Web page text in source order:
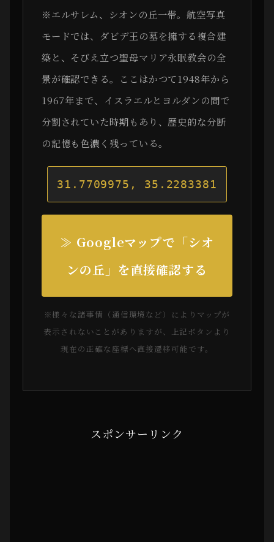
※エルサレム、シオンの丘一帯。航空写真
モードでは、ダビデ王の墓を擁する複合建
築と、そびえ立つ聖母マリア永眠教会の全
景が確認できる。ここはかつて1948年から
1967年まで、イスラエルとヨルダンの間で
分割されていた時期もあり、歴史的な分断
の記憶も色濃く残っている。
31.7709975, 35.2283381
≫ Googleマップで「シオ
ンの丘」を直接確認する
※様々な諸事情（通信環境など）によりマップが
表示されないことがありますが、上記ボタンより
現在の正確な座標へ直接遷移可能です。
スポンサーリンク